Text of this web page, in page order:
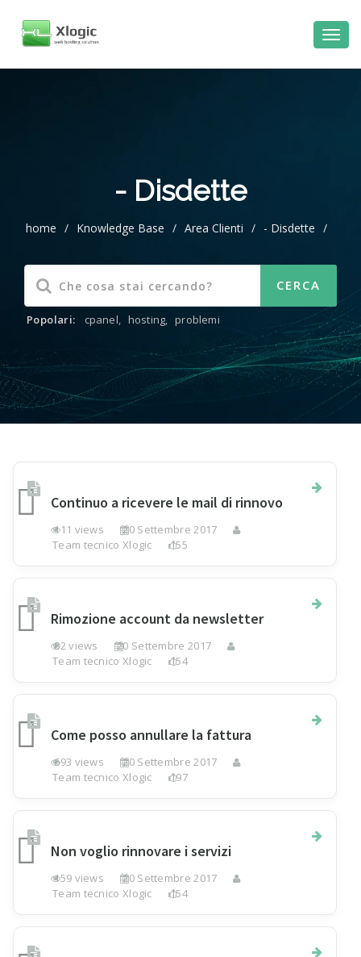
contenuto
- Disdette
home / Knowledge Base / Area Clienti / - Disdette /
Popolari: cpanel, hosting, problemi
Continuo a ricevere le mail di rinnovo
111 views
20 Settembre 2017
Team tecnico Xlogic
155
Rimozione account da newsletter
82 views
20 Settembre 2017
Team tecnico Xlogic
154
Come posso annullare la fattura
693 views
20 Settembre 2017
Team tecnico Xlogic
197
Non voglio rinnovare i servizi
159 views
20 Settembre 2017
Team tecnico Xlogic
154